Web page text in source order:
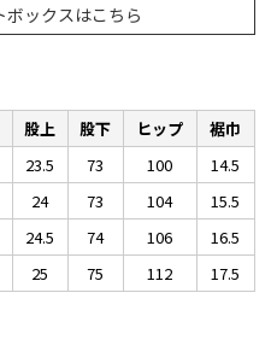
ックスはこちら
股上 股下 ヒップ
裾巾
23.5 73 100
14.5
24 73 104
15.5
24.5 74 106
16.5
25 75 112 17.5